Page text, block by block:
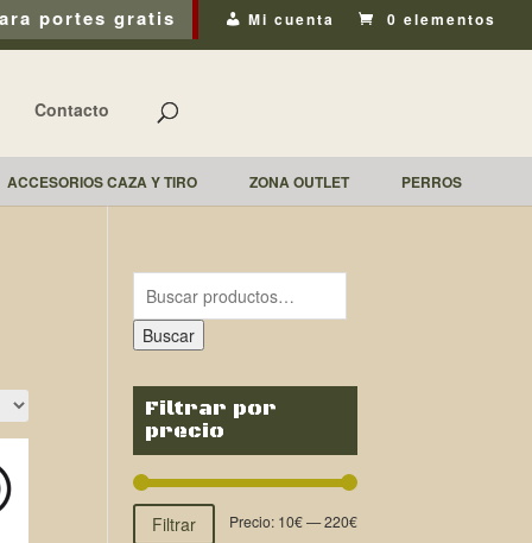
portes gratis Mi cuenta 0 elementos
Contacto
ACCESORIOS CAZA Y TIRO ZONA OUTLET PERROS
Buscar
Filtrar por
precio
Filtrar Precio: 10€—220€